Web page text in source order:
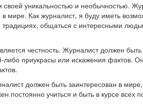
уникальностью и необычностью.
мире. Как журналист, я буду иметь
традициях, общаться с интересными
честность. Журналист должен быть
приукрасы или искажения фактов.
должен быть заинтересован в мире,
учиться и быть в курсе всех